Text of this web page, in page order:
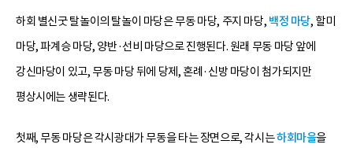
하회 별신굿 탈놀이의 탈놀이 마당은 무동 마당, 주지 마당, 백정 마당, 할미
마당, 파계승 마당, 양반·선비 마당으로 진행된다. 원래 무동 마당 앞에
강신마당이 있고, 무동 마당 뒤에 당제, 혼례·신방 마당이 첨가되지만
평상시에는 생략된다.
첫째, 무동 마당은 각시광대가 무동을 타는 장면으로, 각시는하회마을을